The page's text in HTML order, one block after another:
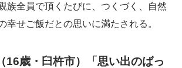
族全員で頂くたびに、つくづく、自然
幸せご飯だとの思いに満たされる。
歳・臼杵市）「思い出のばっ